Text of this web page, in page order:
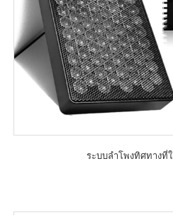
ระบบลำโพงทิศทางที่ใ